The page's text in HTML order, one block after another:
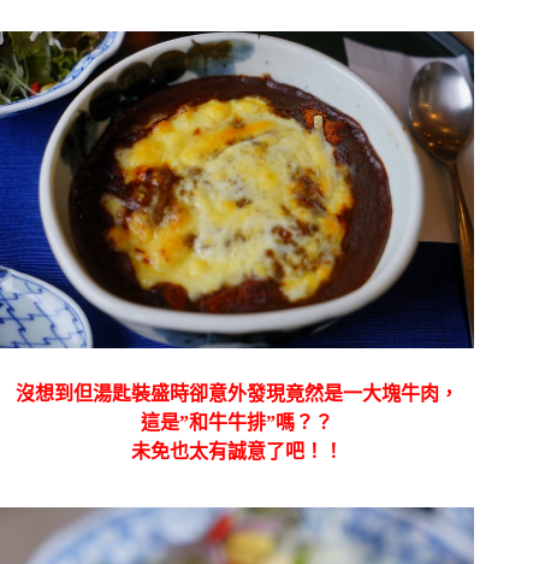
沒想到但湯匙裝盛時卻意外發現竟然是一大塊牛肉，
這是”和牛牛排”嗎？？
未免也太有誠意了吧！！